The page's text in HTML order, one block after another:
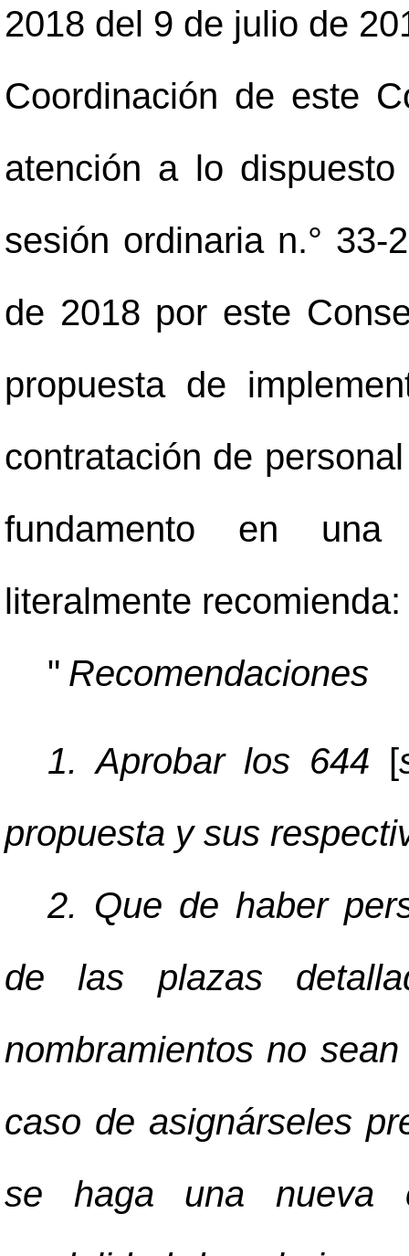
2018 del 9 de julio de
Coordinación de este
atención a lo
sesión ordinaria n.°
de 2018 por este
propuesta de
contratación de
fundamento en una
literalmente recomienda:
" Recomendaciones
1. Aprobar los 644 [
propuesta y sus
2. Que de haber
de las plazas
nombramientos no
caso de asignárseles
se haga una nueva